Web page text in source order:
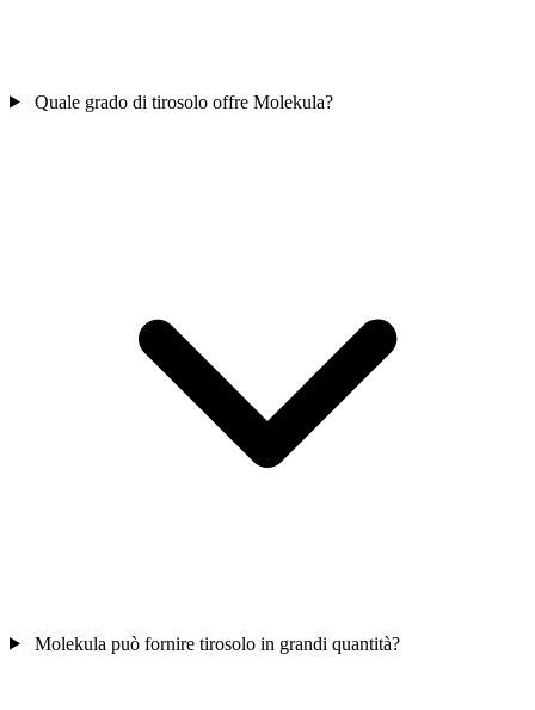
Quale grado di tirosolo offre Molekula?
Molekula può fornire tirosolo in grandi quantità?